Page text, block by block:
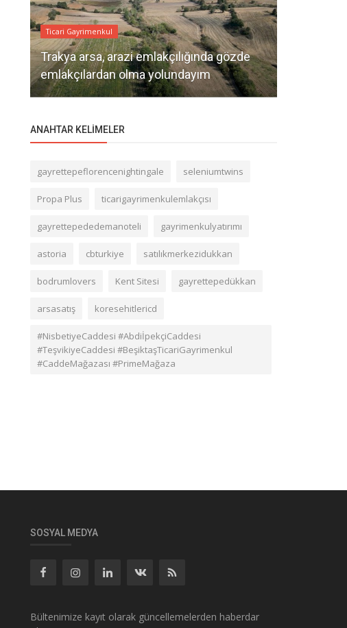
Ticari Gayrimenkul
Trakya arsa, arazi emlakçılığında gözde
emlakçılardan olma yolundayım
ANAHTAR KELIMELER
gayrettepeflorencenightingale seleniumtwins
Propa Plus ticarigayrimenkulemlakçısı
gayrettepededemanoteli gayrimenkulyatırımı
astoria cbturkiye satılıkmerkezidukkan
bodrumlovers Kent Sitesi gayrettepedükkan
arsasatış koresehitlericd
#NisbetiyeCaddesi #AbdiİpekçiCaddesi
#TeşvikiyeCaddesi #BeşiktaşTicariGayrimenkul
#CaddeMağazası #PrimeMağaza
SOSYAL MEDYA
Bültenimize kayıt olarak güncellemelerden haberdar